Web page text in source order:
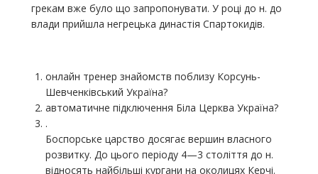
грекам вже було що запропонувати. У році до н. до
влади прийшла негрецька династія Спартокидів.
онлайн тренер знайомств поблизу Корсунь-
Шевченківський Україна?
автоматичне підключення Біла Церква Україна?
.
Боспорське царство досягає вершин власного
розвитку. До цього періоду 4—3 століття до н.
відносять найбільші кургани на околицях Керчі.